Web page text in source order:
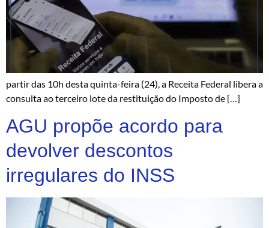
partir das 10h desta quinta-feira (24), a Receita Federal libera a
consulta ao terceiro lote da restituição do Imposto de […]
AGU propõe acordo para
devolver descontos
irregulares do INSS